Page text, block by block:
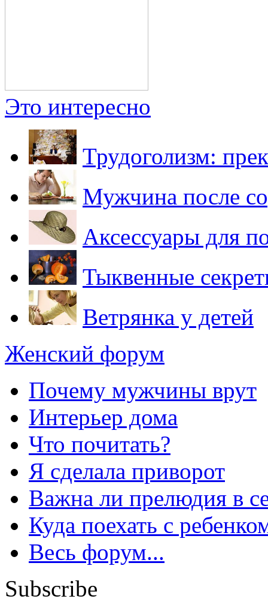
Это интересно
Трудоголизм:
Мужчина после
Аксессуары для
Тыквенные
Ветрянка у детей
Женский форум
Почему мужчины врут
Интерьер дома
Что почитать?
Я сделала приворот
Важна ли прелюдия в
Куда поехать с
Весь форум...
Subscribe